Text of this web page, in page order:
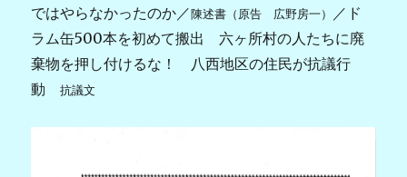
ではやらなかったのか／陳述書（原告 広野房一）
／ド
ラム缶500本を初めて搬出 六ヶ所村の人たちに廃
棄物を押し付けるな！ 八西地区の住民が抗議行
動抗議文